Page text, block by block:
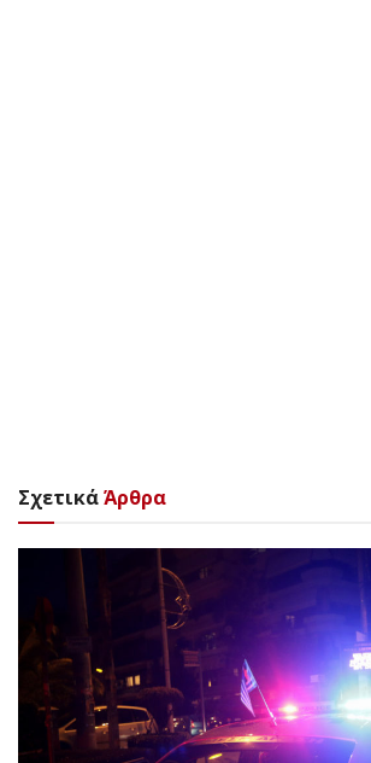
ΣχετικάΆρθρα